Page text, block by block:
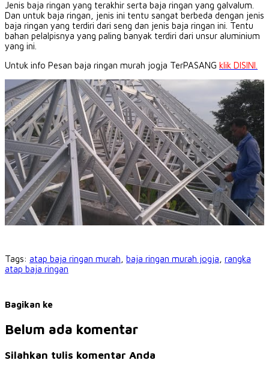
Jenis baja ringan yang terakhir serta baja ringan yang galvalum.
Dan untuk baja ringan, jenis ini tentu sangat berbeda dengan jenis
baja ringan yang terdiri dari seng dan jenis baja ringan ini. Tentu
bahan pelalpisnya yang paling banyak terdiri dari unsur aluminium
yang ini.
Untuk info Pesan baja ringan murah jogja TerPASANG klik DISINI.
Tags: atap baja ringan murah baja ringan murah jogja rangka
atap baja ringan
Bagikan ke
Belum ada komentar
Silahkan tulis komentar Anda